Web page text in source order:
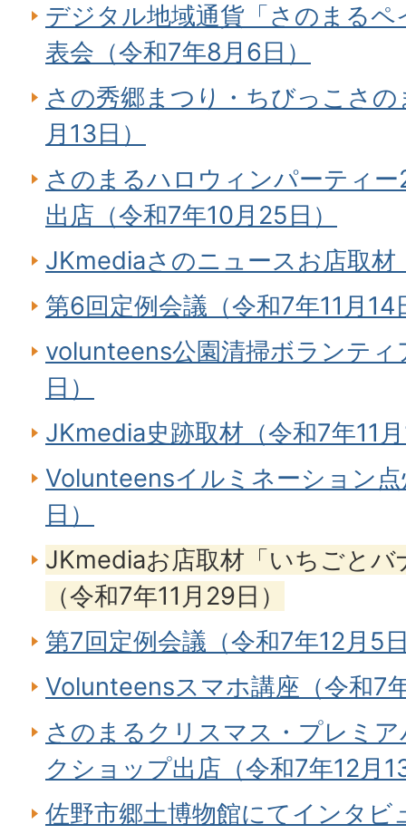
デジタル地域通貨「さのまる
表会（令和7年8月6日）
さの秀郷まつり・ちびっこさ
月13日）
さのまるハロウィンパーティ
出店（令和7年10月25日）
JKmediaさのニュースお店取材
第6回定例会議（令和7年11月14
volunteens公園清掃ボランティ
日）
JKmedia史跡取材（令和7年11
Volunteensイルミネーション
日）
JKmediaお店取材「いちごと
（令和7年11月29日）
第7回定例会議（令和7年12月5
Volunteensスマホ講座（令和7
さのまるクリスマス・プレミ
クショップ出店（令和7年12月
佐野市郷土博物館にてインタビ